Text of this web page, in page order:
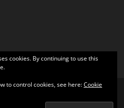
cookies. By continuing to use this
to control cookies, see here:Cookie